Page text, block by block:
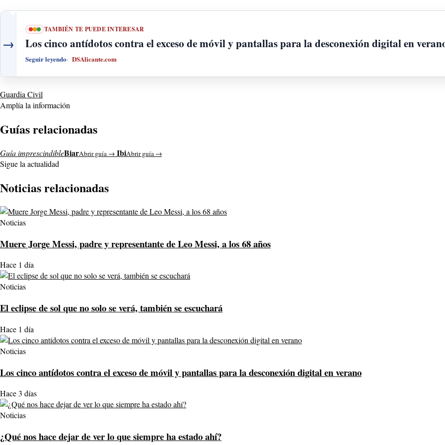
→
TAMBIÉN TE PUEDE INTERESAR
Los cinco antídotos contra el exceso de móvil y pantallas para la desconexión digital en
Seguir leyendo DSAlicante.com
Guardia Civil
Amplía la información
Guías relacionadas
Guía imprescindibleBiarAbrir guía → IbiAbrir guía →
Sigue la actualidad
Noticias relacionadas
Noticias
Muere Jorge Messi, padre y representante de Leo Messi, a los 68 años
Hace 1 día
Noticias
El eclipse de sol que no solo se verá, también se escuchará
Hace 1 día
Noticias
Los cinco antídotos contra el exceso de móvil y pantallas para la desconexión digital en verano
Hace 3 días
Noticias
¿Qué nos hace dejar de ver lo que siempre ha estado ahí?